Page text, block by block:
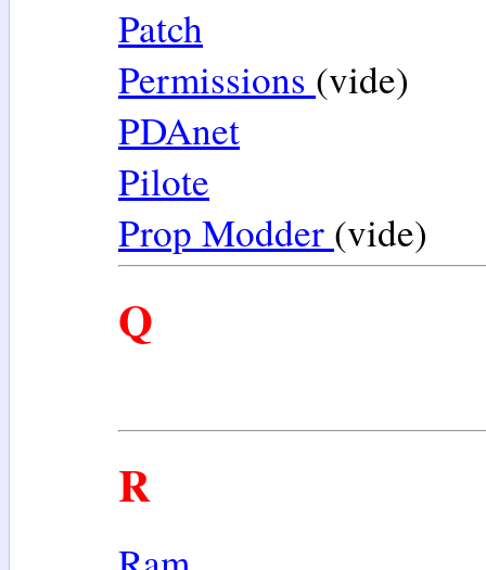
Patch
Permissions (vide)
PDAnet
Pilote
Prop Modder (vide)
Q
R